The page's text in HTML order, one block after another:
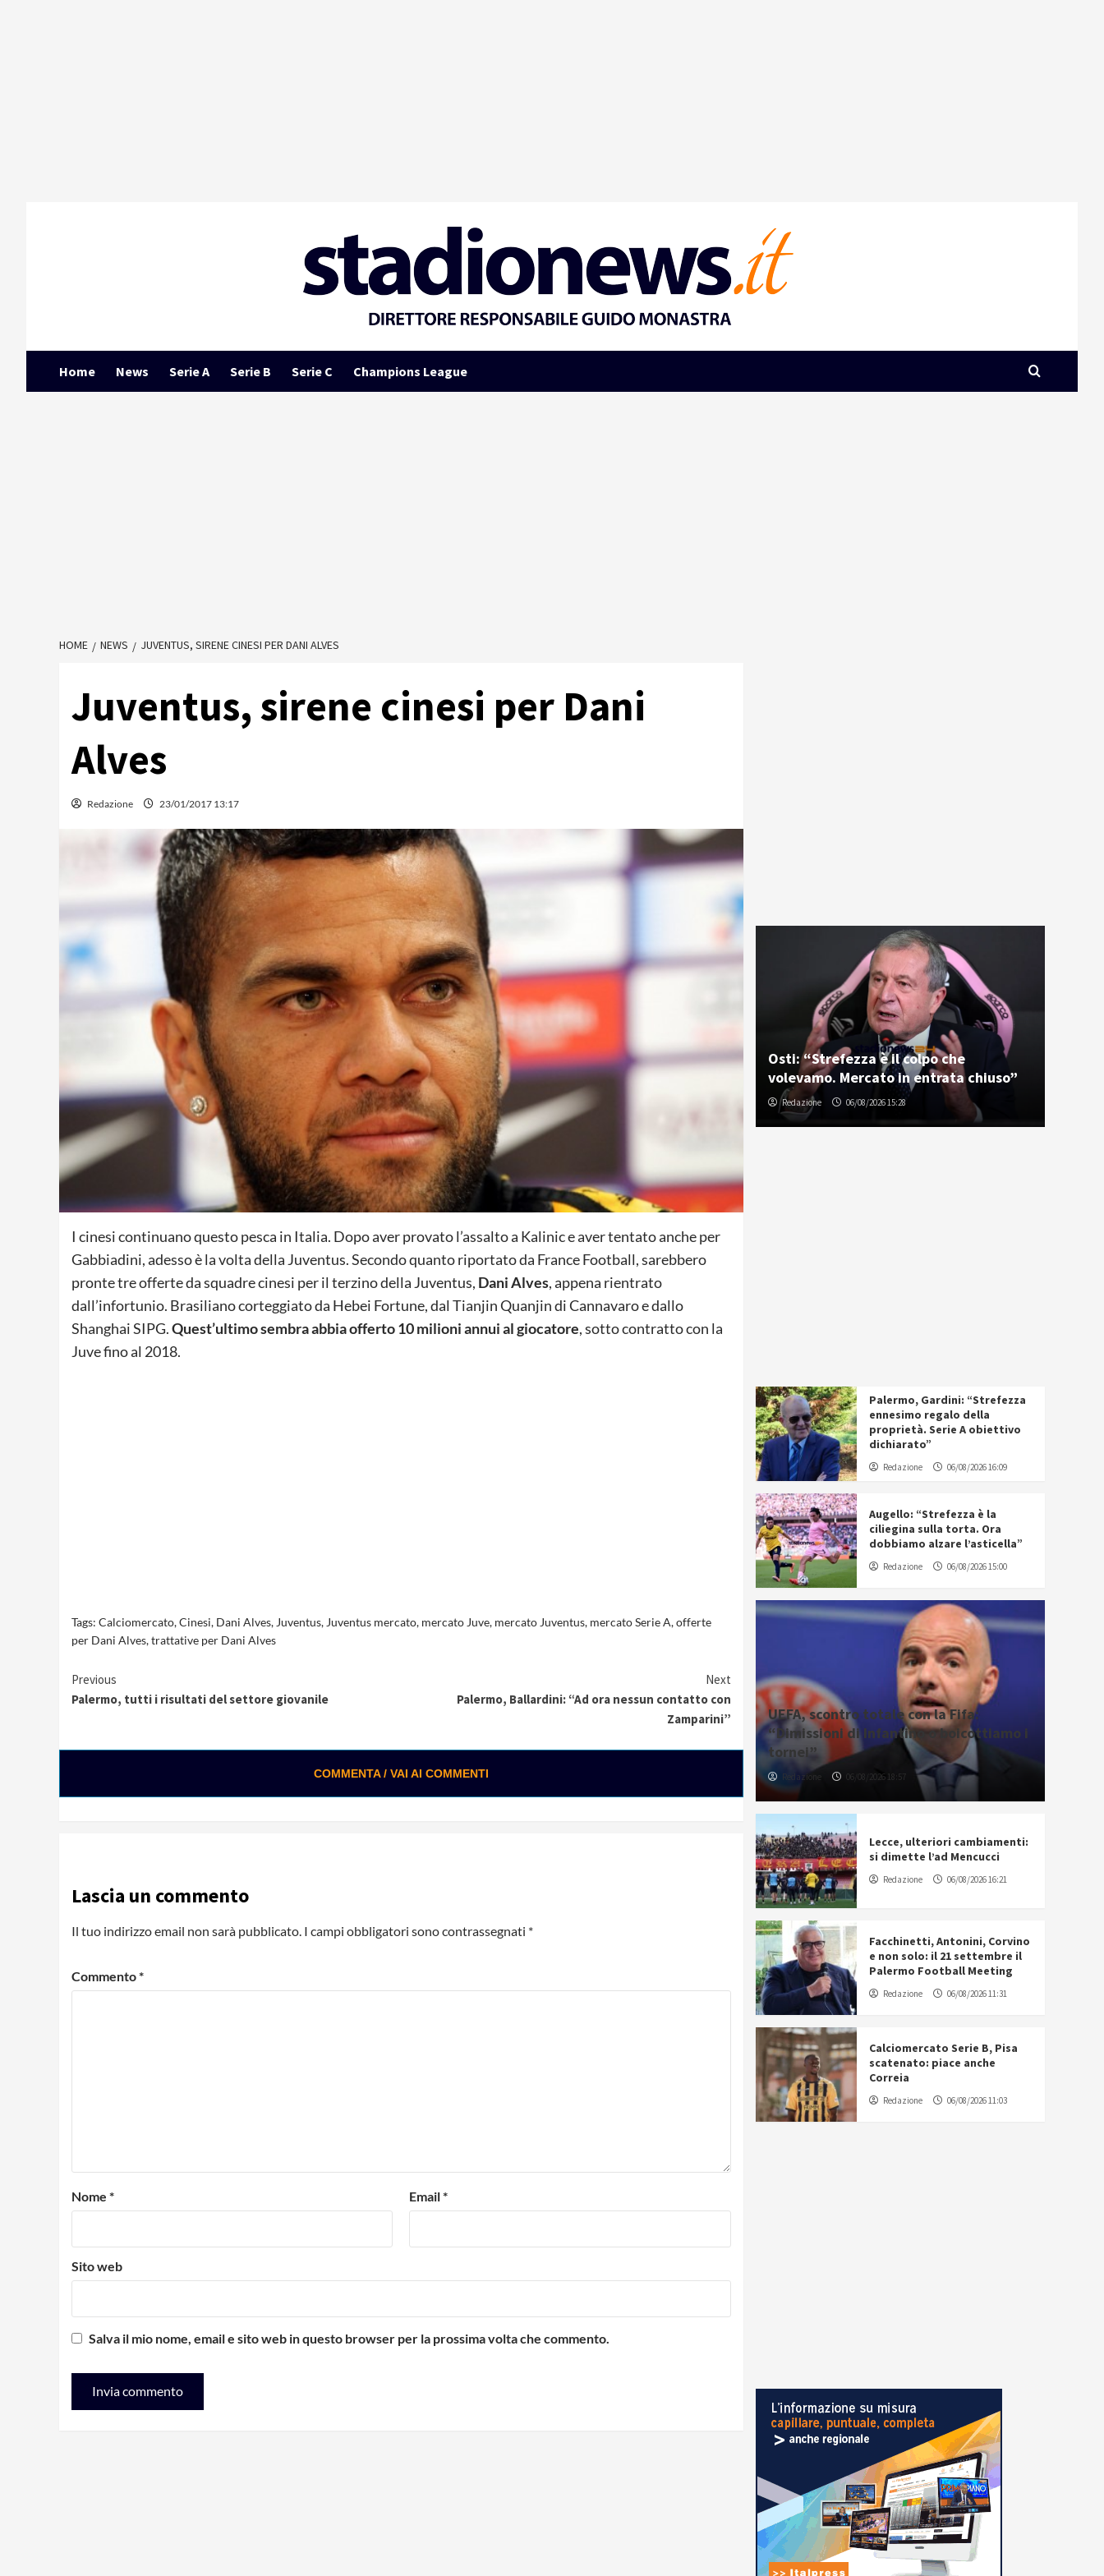
Home News Serie A Serie B Serie C Champions League
HOME NEWS JUVENTUS, SIRENE CINESI PER DANI ALVES
Juventus, sirene cinesi per Dani
Alves
Redazione 23/01/2017 13:17
I cinesi continuano questo pesca in Italia. Dopo aver provato l’assalto a Kalinic e aver tentato anche per
Gabbiadini, adesso è la volta della Juventus. Secondo quanto riportato da France Football, sarebbero
pronte tre offerte da squadre cinesi per il terzino della Juventus, Dani Alves, appena rientrato
dall’infortunio. Brasiliano corteggiato da Hebei Fortune, dal Tianjin Quanjin di Cannavaro e dallo
Shanghai SIPG.Quest’ultimo sembra abbia offerto 10 milioni annui al giocatore, sotto contratto con la
Juve fino al 2018.
Tags: Calciomercato,Cinesi, Dani Alves, Juventus, Juventus mercato, mercato Juve, mercato Juventus, mercato Serie A,offerte
per Dani Alves,trattative per Dani Alves
Continue
Previous
Palermo, tutti i risultati del settore giovanile
Next
Palermo, Ballardini: “Ad ora nessun contatto con
Zamparini”
COMMENTA / VAI AI COMMENTI
Lascia un commento
Il tuo indirizzo email non sarà pubblicato. I campi obbligatori sono contrassegnati *
Commento*
Nome * Email*
Sito web
Salva il mio nome, email e sito web in questo browser per la prossima volta che commento.
Osti: “Strefezza è il colpo che
volevamo. Mercato in entrata chiuso”
Redazione 06/08/2026 15:28
Palermo, Gardini: “Strefezza
ennesimo regalo della
proprietà. Serie A obiettivo
dichiarato”
Redazione 06/08/2026 16:09
Augello: “Strefezza è la
ciliegina sulla torta. Ora
dobbiamo alzare l’asticella”
Redazione 06/08/2026 15:00
UEFA, scontro totale con la Fifa:
“Dimissioni di Infantino o boicottiamo i
tornei”
Redazione 06/08/2026 18:57
Lecce, ulteriori cambiamenti:
si dimette l’ad Mencucci
Redazione 06/08/2026 16:21
Facchinetti, Antonini, Corvino
e non solo: il 21 settembre il
Palermo Football Meeting
Redazione 06/08/2026 11:31
Calciomercato Serie B, Pisa
scatenato: piace anche
Correia
Redazione 06/08/2026 11:03